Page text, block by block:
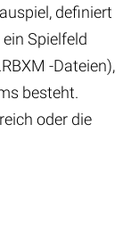
definiert
Spielfeld
-Dateien),
besteht.
oder die